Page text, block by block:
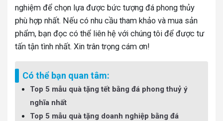
nghiệm để chọn lựa được bức tượng đá phong thủy
phù hợp nhất. Nếu có nhu cầu tham khảo và mua sản
phẩm, bạn đọc có thể liên hệ với chúng tôi để được tư
tấn tận tình nhất. Xin trân trọng cám ơn!
Có thể bạn quan tâm:
Top 5 mẫu quà tặng tết bằng đá phong thuỷ ý
nghĩa nhất
Top 5 mẫu quà tặng doanh nghiệp bằng đá